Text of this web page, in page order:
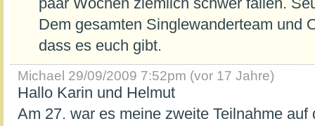
paar Wochen ziemlich schwer fallen.
Dem gesamten Singlewanderteam und
dass es euch gibt.
Michael 29/09/2009 7:52pm (vor 17 Jahre)
Hallo Karin und Helmut
Am 27. war es meine zweite Teilnahme auf